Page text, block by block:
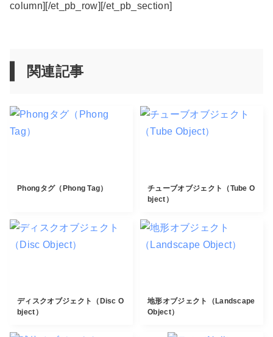
column][/et_pb_row][/et_pb_section]
関連記事
Phongタグ（Phong Tag）
チューブオブジェクト（Tube O
bject）
ディスクオブジェクト（Disc O
bject）
地形オブジェクト（Landscape
Object）